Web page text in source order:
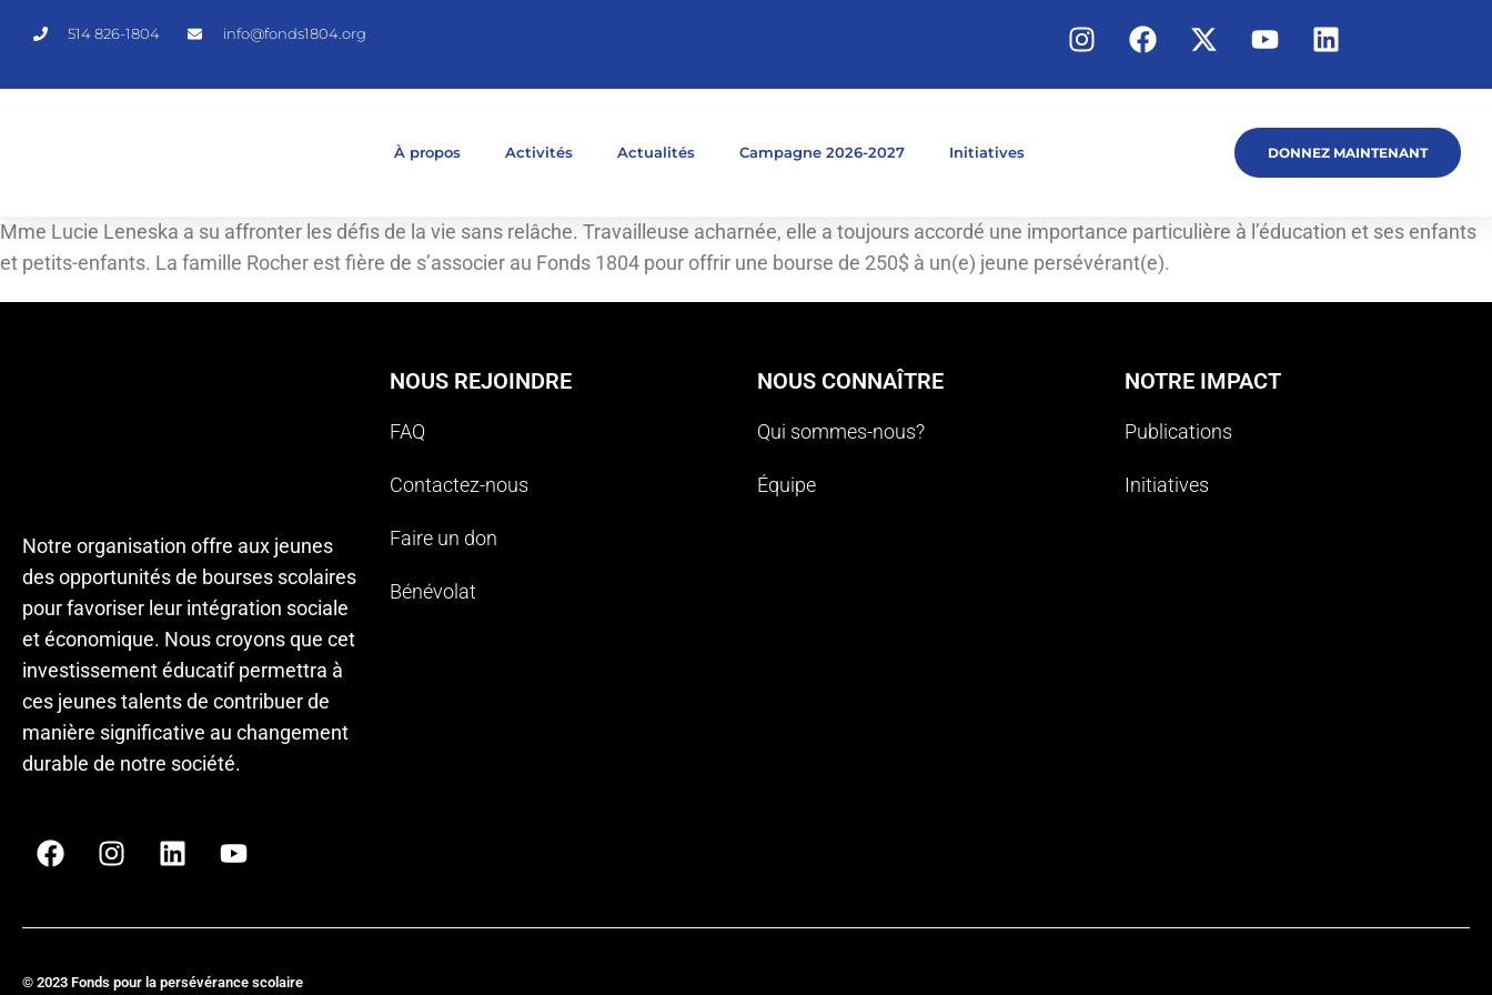
514 826-1804 info@fonds1804.org
À propos Activités Actualités Campagne 2026-2027 Initiatives DONNEZ MAINTENANT
Mme Lucie Leneska a su affronter les défis de la vie sans relâche. Travailleuse acharnée, elle a toujours accordé une importance particulière à l’éducation et ses enfants
et petits-enfants. La famille Rocher est fière de s’associer au Fonds 1804 pour offrir une bourse de 250$ à un(e) jeune persévérant(e).
Notre organisation offre aux jeunes
des opportunités de bourses scolaires
pour favoriser leur intégration sociale
et économique. Nous croyons que cet
investissement éducatif permettra à
ces jeunes talents de contribuer de
manière significative au changement
durable de notre société.
NOUS REJOINDRE
FAQ
Contactez-nous
Faire un don
Bénévolat
NOUS CONNAÎTRE
Qui sommes-nous?
Équipe
NOTRE IMPACT
Publications
Initiatives
© 2023 Fonds pour la persévérance scolaire